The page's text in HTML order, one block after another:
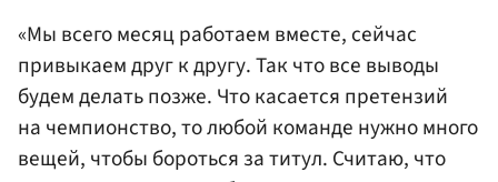
«Мы всего месяц работаем вместе, сейчас
привыкаем друг к другу. Так что все выводы
будем делать позже. Что касается претензий
на чемпионство, то любой команде нужно много
вещей, чтобы бороться за титул. Считаю, что